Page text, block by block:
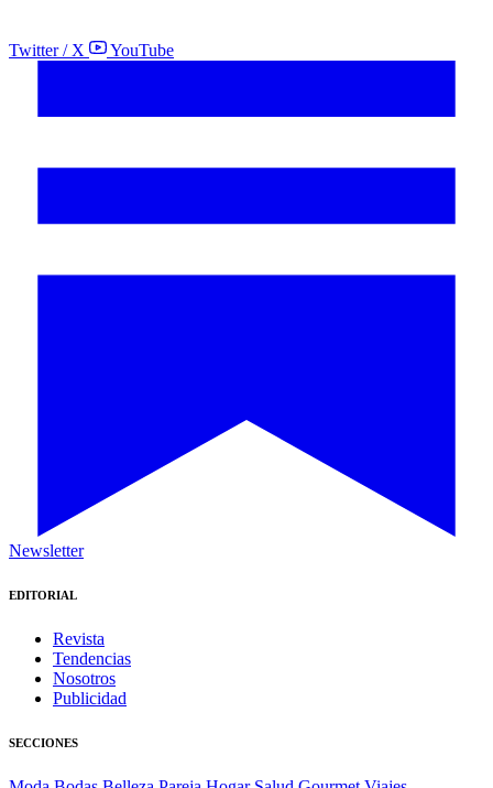
Twitter / X YouTube
Newsletter
EDITORIAL
Revista
Tendencias
Nosotros
Publicidad
SECCIONES